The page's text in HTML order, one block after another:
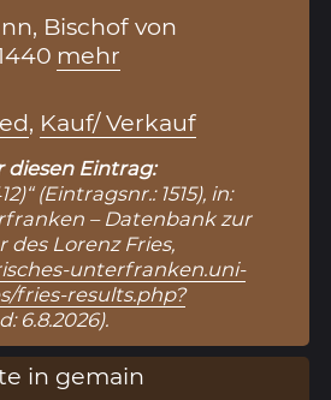
Bischof von
mehr
, Kauf/ Verkauf
Eintrag:
(Eintragsnr.: 1515), in:
– Datenbank zur
Lorenz Fries,
unterfranken.uni-
fries-results.php?
6.8.2026).
in gemain